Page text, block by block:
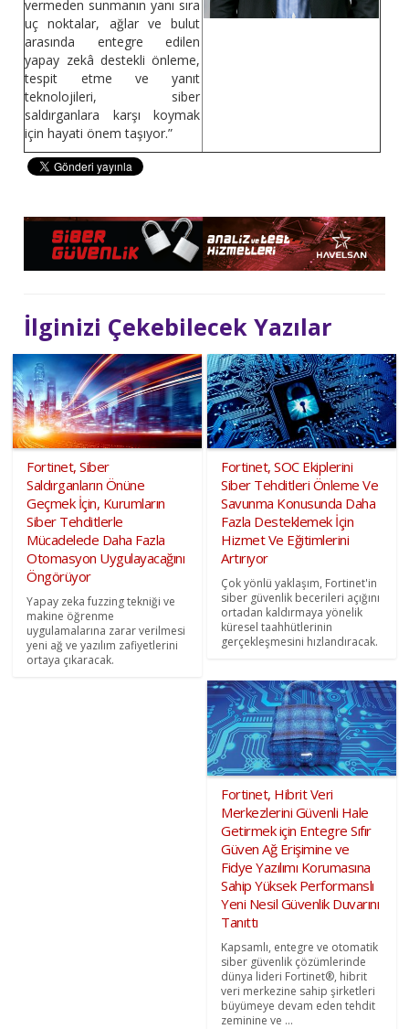
vermeden sunmanın yanı sıra
uç noktalar, ağlar ve bulut
arasında entegre edilen
yapay zekâ destekli önleme,
tespit etme ve yanıt
teknolojileri, siber
saldırganlara karşı koymak
için hayati önem taşıyor.”
İlginizi Çekebilecek Yazılar
Fortinet, Siber
Saldırganların Önüne
Geçmek İçin, Kurumların
Siber Tehditlerle
Mücadelede Daha Fazla
Otomasyon Uygulayacağını
Öngörüyor
Yapay zeka fuzzing tekniği ve
makine öğrenme
uygulamalarına zarar verilmesi
yeni ağ ve yazılım zafiyetlerini
ortaya çıkaracak.
Fortinet, SOC Ekiplerini
Siber Tehditleri Önleme Ve
Savunma Konusunda Daha
Fazla Desteklemek İçin
Hizmet Ve Eğitimlerini
Artırıyor
Çok yönlü yaklaşım, Fortinet'in
siber güvenlik becerileri açığını
ortadan kaldırmaya yönelik
küresel taahhütlerinin
gerçekleşmesini hızlandıracak.
Fortinet, Hibrit Veri
Merkezlerini Güvenli Hale
Getirmek için Entegre Sıfır
Güven Ağ Erişimine ve
Fidye Yazılımı Korumasına
Sahip Yüksek Performanslı
Yeni Nesil Güvenlik Duvarını
Tanıttı
Kapsamlı, entegre ve otomatik
siber güvenlik çözümlerinde
dünya lideri Fortinet®, hibrit
veri merkezine sahip şirketleri
büyümeye devam eden tehdit
zeminine ve ...